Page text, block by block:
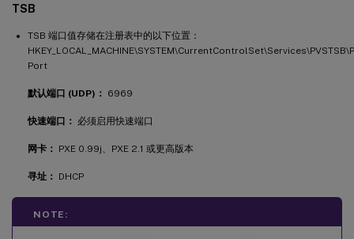
TSB
TSB 端口值存储在注册表中的以下位置：
Port
默认端口 (UDP)： 6969
快速端口： 必须启用快速端口
网卡： PXE 0.99j、PXE 2.1 或更高版本
寻址： DHCP
NOTE: